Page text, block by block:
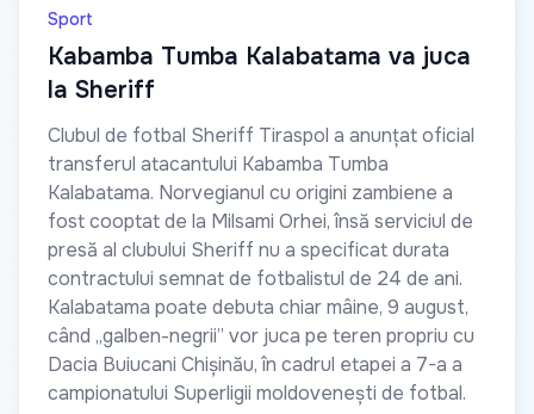
Sport
Kabamba Tumba Kalabatama va juca
la Sheriff
Clubul de fotbal Sheriff Tiraspol a anunțat oficial
transferul atacantului Kabamba Tumba
Kalabatama. Norvegianul cu origini zambiene a
fost cooptat de la Milsami Orhei, însă serviciul de
presă al clubului Sheriff nu a specificat durata
contractului semnat de fotbalistul de 24 de ani.
Kalabatama poate debuta chiar mâine, 9 august,
când „galben-negrii” vor juca pe teren propriu cu
Dacia Buiucani Chișinău, în cadrul etapei a 7-a a
campionatului Superligii moldovenești de fotbal.